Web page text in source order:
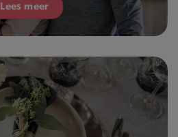
Lees meer